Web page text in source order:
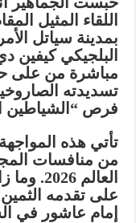
اللقاء المثيل
بمدينة سياتل
البلجيكي كيفين
مباشرة من على
تسديدته
فرص “الشياطين
تأتي هذه
من منافسات
العالم 2026
. وما
على تقدمه الثمين بهدف
إمام عاشور في